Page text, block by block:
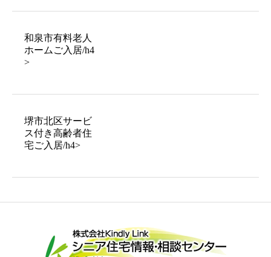
和泉市有料老人
ホームご入居/h4
>
堺市北区サービ
ス付き高齢者住
宅ご入居/h4>